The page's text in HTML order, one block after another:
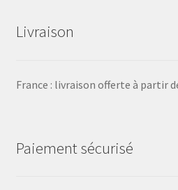
Livraison
France : livraison offerte à partir
Paiement sécurisé